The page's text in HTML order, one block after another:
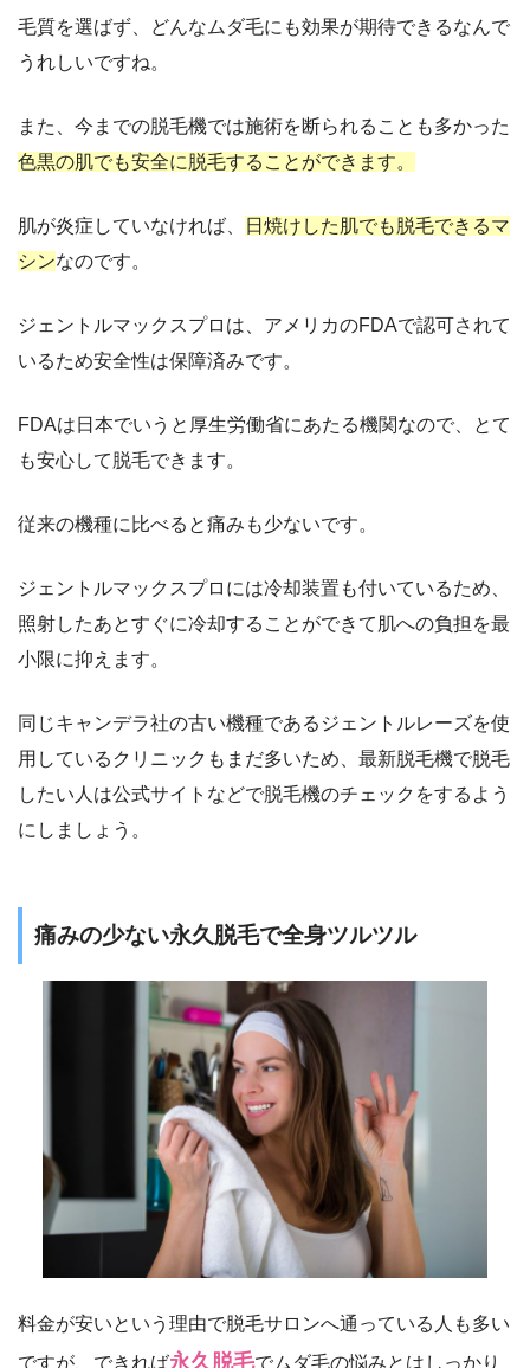
毛質を選ばず、どんなムダ毛にも効果が期待できるなんで
うれしいですね。
また、今までの脱毛機では施術を断られることも多かった
色黒の肌でも安全に脱毛することができます。
肌が炎症していなければ、
日焼けした肌でも脱毛できるマ
シンなのです。
ジェントルマックスプロは、アメリカのFDAで認可されて
いるため安全性は保障済みです。
FDAは日本でいうと厚生労働省にあたる機関なので、とて
も安心して脱毛できます。
従来の機種に比べると痛みも少ないです。
ジェントルマックスプロには冷却装置も付いているため、
照射したあとすぐに冷却することができて肌への負担を最
小限に抑えます。
同じキャンデラ社の古い機種であるジェントルレーズを使
用しているクリニックもまだ多いため、最新脱毛機で脱毛
したい人は公式サイトなどで脱毛機のチェックをするよう
にしましょう。
痛みの少ない永久脱毛で全身ツルツル
料金が安いという理由で脱毛サロンへ通っている人も多い
ですが、できれば永久脱毛でムダ毛の悩みとはしっかり